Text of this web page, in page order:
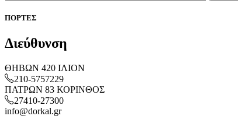
ΠΟΡΤΕΣ
Διεύθυνση
ΘΗΒΩΝ 420 ΙΛΙΟΝ
210-5757229
ΠΑΤΡΩΝ 83 ΚΟΡΙΝΘΟΣ
27410-27300
info@dorkal.gr